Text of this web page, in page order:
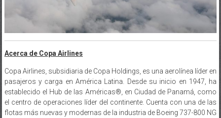
Acerca de Copa Airlines
Copa Airlines, subsidiaria de Copa Holdings, es una aerolínea líder en
pasajeros y carga en América Latina. Desde su inicio en 1947, ha
establecido el Hub de las Américas®, en Ciudad de Panamá, como
el centro de operaciones líder del continente. Cuenta con una de las
flotas más nuevas y modernas de la industria de Boeing 737-800 NG